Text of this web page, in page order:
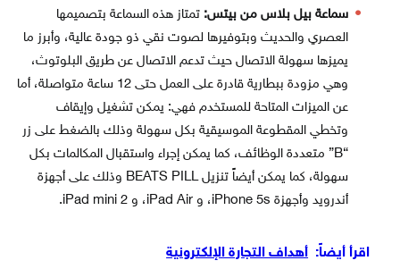
سماعة بيل بلاس من بيتس: تمتاز هذه السماعة بتصميمها
العصري والحديث وبتوفيرها لصوت نقي ذو جودة عالية، وأبرز ما
يميزها سهولة الاتصال حيث تدعم الاتصال عن طريق البلوتوث،
وهي مزودة ببطارية قادرة على العمل حتى 12 ساعة متواصلة، أما
عن الميزات المتاحة للمستخدم فهي: يمكن تشغيل وإيقاف
وتخطي المقطوعة الموسيقية بكل سهولة وذلك بالضغط على زر
“B” متعددة الوظائف، كما يمكن إجراء واستقبال المكالمات بكل
سهولة، كما يمكن أيضاً تنزيل BEATS PILL وذلك على أجهزة
أندرويد وأجهزة iPhone 5s، و iPad Air، و iPad mini 2.
اقرأ أيضاً: أهداف التجارة الإلكترونية